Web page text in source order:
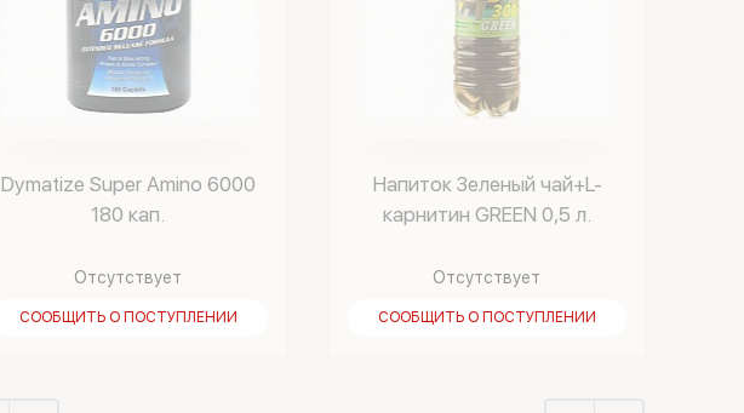
Dymatize Super Amino 6000
180 кап.
Отсутствует
СООБЩИТЬ О ПОСТУПЛЕНИИ
Напиток Зеленый чай+L-
карнитин GREEN 0,5 л.
Отсутствует
СООБЩИТЬ О ПОСТУПЛЕНИИ